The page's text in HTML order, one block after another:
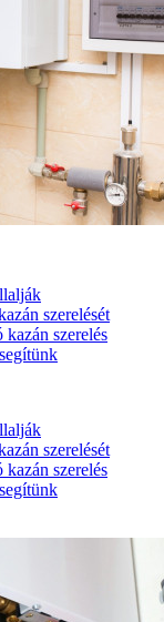
szerelését
szerelés
szerelését
szerelés